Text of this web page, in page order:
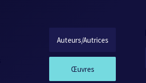
Auteurs/Autrices
Œuvres